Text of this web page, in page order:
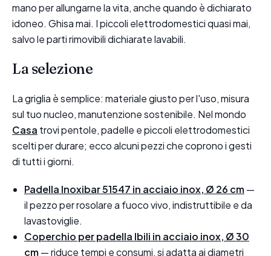
mano per allungarne la vita, anche quando è dichiarato
idoneo. Ghisa mai. I piccoli elettrodomestici quasi mai,
salvo le parti rimovibili dichiarate lavabili.
La selezione
La griglia è semplice: materiale giusto per l'uso, misura
sul tuo nucleo, manutenzione sostenibile. Nel mondo
Casa trovi pentole, padelle e piccoli elettrodomestici
scelti per durare; ecco alcuni pezzi che coprono i gesti
di tutti i giorni.
Padella Inoxibar 51547 in acciaio inox, Ø 26 cm—
il pezzo per rosolare a fuoco vivo, indistruttibile e da
lavastoviglie.
Coperchio per padella Ibili in acciaio inox, Ø 30
cm— riduce tempi e consumi, si adatta ai diametri